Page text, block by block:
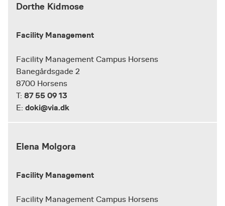
Dorthe Kidmose
Facility Management
Facility Management Campus Horsens
Banegårdsgade 2
8700 Horsens
T: 87 55 09 13
E: doki@via.dk
Elena Molgora
Facility Management
Facility Management Campus Horsens